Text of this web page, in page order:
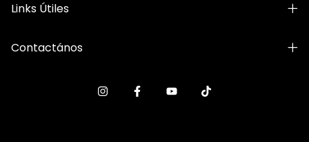
Links Útiles
Contactános